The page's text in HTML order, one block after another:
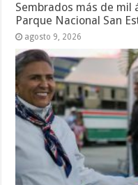
Sembrados más de mil
Parque Nacional San
agosto 9, 2026